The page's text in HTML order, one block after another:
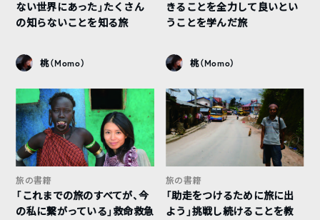
ない世界にあった」たくさん
の知らないことを知る旅
桃（Momo）
きることを全力して良いとい
うことを学んだ旅
桃（Momo）
旅の書籍
「これまでの旅のすべてが、今
の私に繋がっている」救命救急
旅の書籍
「助走をつけるために旅に出
よう」挑戦し続けることを教